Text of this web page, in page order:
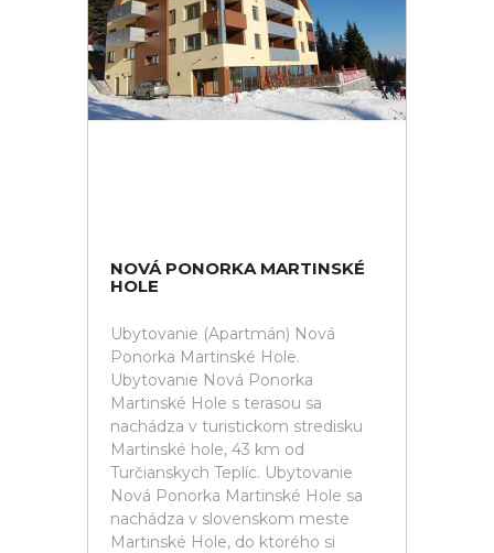
NOVÁ PONORKA MARTINSKÉ
HOLE
Ubytovanie (Apartmán) Nová
Ponorka Martinské Hole.
Ubytovanie Nová Ponorka
Martinské Hole s terasou sa
nachádza v turistickom stredisku
Martinské hole, 43 km od
Turčianskych Teplíc. Ubytovanie
Nová Ponorka Martinské Hole sa
nachádza v slovenskom meste
Martinské Hole, do ktorého si